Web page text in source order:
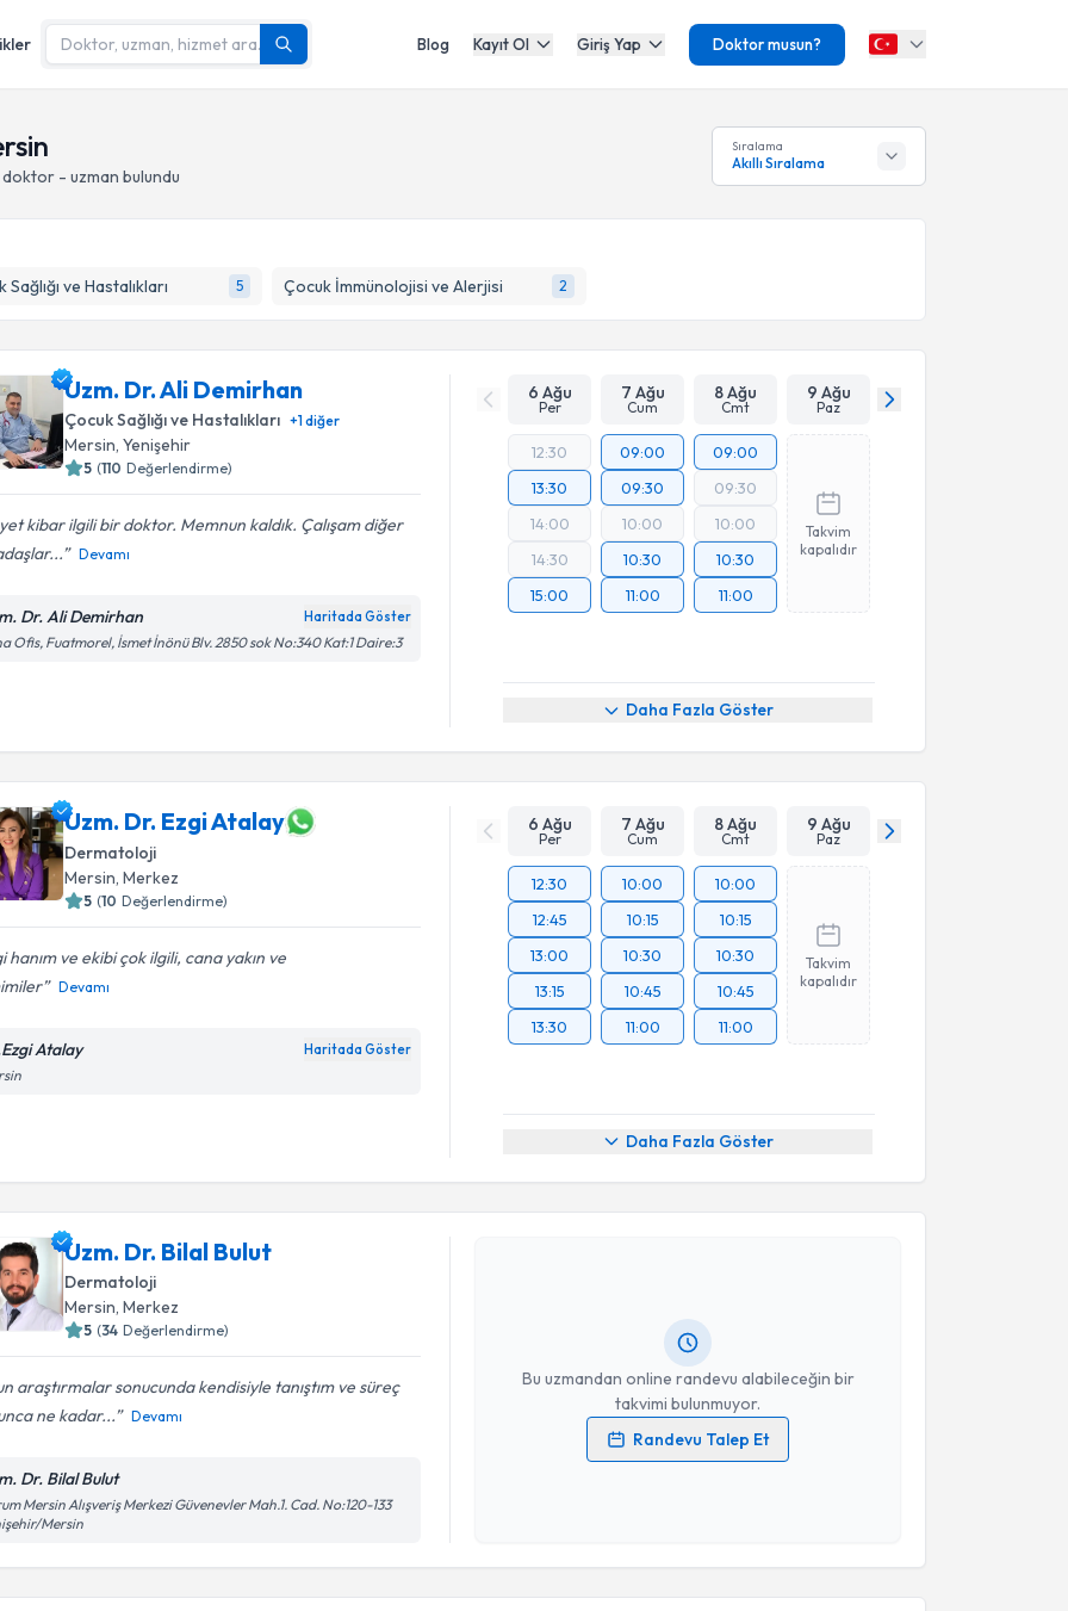
Blog Kayıt Ol Giriş Yap Doktor musun?
- uzman bulundu
Sıralama
Akıllı Sıralama
Sağlığı ve Hastalıkları 5 Çocuk İmmünolojisi ve Alerjisi 2
Uzm. Dr. Ali Demirhan
Çocuk Sağlığı ve Hastalıkları +1diğer
Mersin, Yenişehir
5 (110 Değerlendirme)
kibar ilgili bir doktor. Memnun kaldık. Çalışam diğer
Devamı
Dr. Ali Demirhan Haritada Göster
Ofis, Fuatmorel, İsmet İnönü Blv. 2850 sok No:340 Kat:1 Daire:3
6 Ağu
Per
7 Ağu
Cum
8 Ağu
Cmt
9 Ağu
Paz
12:30
13:30
14:00
14:30
15:00
09:00
09:30
10:00
10:30
11:00
09:00
09:30
10:00
10:30
11:00
Takvim
kapalıdır
Daha Fazla Göster
Uzm. Dr. Ezgi Atalay
Dermatoloji
Mersin , Merkez
5 (10 Değerlendirme)
hanım ve ekibi çok ilgili, cana yakın ve
Devamı
Atalay Haritada Göster
6 Ağu
Per
7 Ağu
Cum
8 Ağu
Cmt
9 Ağu
Paz
12:30
12:45
13:00
13:15
13:30
10:00
10:15
10:30
10:45
11:00
10:00
10:15
10:30
10:45
11:00
Takvim
kapalıdır
Daha Fazla Göster
Uzm. Dr. Bilal Bulut
Dermatoloji
Mersin, Merkez
5 (34 Değerlendirme)
araştırmalar sonucunda kendisiyle tanıştım ve süreç
ne kadar...
Devamı
Dr. Bilal Bulut
Mersin Alışveriş Merkezi Güvenevler Mah.1. Cad. No:120-133
Mersin
Bu uzmandan online randevu alabileceğin bir
takvimi bulunmuyor.
Randevu Talep Et
Kişisel verilerimin işlenmesine ilişkinAydınlatma Metni
Randevu Takvimi Talebi